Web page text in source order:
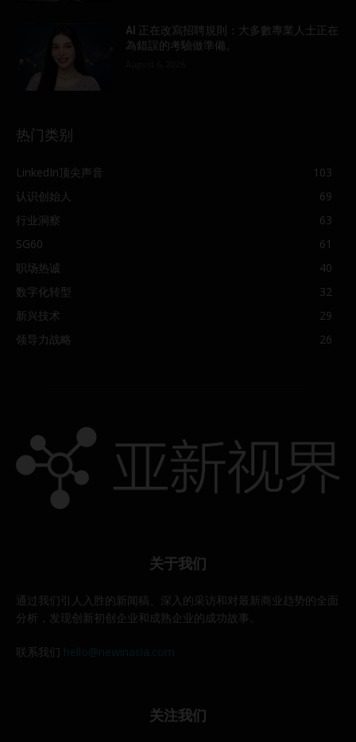
AI 正在改寫招聘規則：大多數專業人士正在
為錯誤的考驗做準備。
热门类别
LinkedIn顶尖声音
103
认识创始人
69
行业洞察
63
SG60
61
职场热诚
40
数字化转型
32
新兴技术
29
领导力战略
26
关于我们
通过我们引人入胜的新闻稿、深入的采访和对最新商业趋势的全面
分析，发现创新初创企业和成熟企业的成功故事。
联系我们 hello@newinasia.com
关注我们